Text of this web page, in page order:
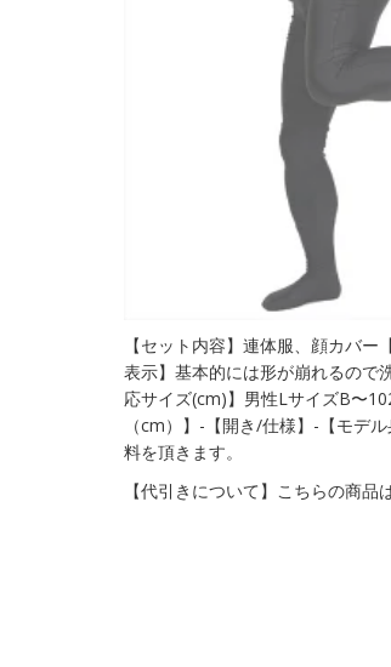
【セット内容】連体服、顔カバ
表示】基本的には形が崩れるので
応サイズ(cm)】男性LサイズB〜
（cm）】-【開き/仕様】-【モデ
料を頂きます。
【代引きについて】こちらの商品